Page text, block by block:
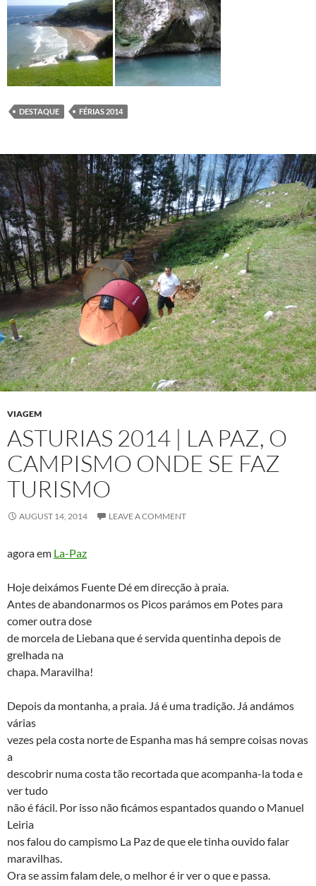
DESTAQUE FÉRIAS 2014
VIAGEM
ASTURIAS 2014 | LA PAZ, O
CAMPISMO ONDE SE FAZ
TURISMO
AUGUST 14, 2014 LEAVE A COMMENT
agora em La-Paz
Hoje deixámos Fuente Dé em direcção à praia.
Antes de abandonarmos os Picos parámos em Potes para
comer outra dose
de morcela de Liebana que é servida quentinha depois de
grelhada na
chapa. Maravilha!
Depois da montanha, a praia. Já é uma tradição. Já andámos
várias
vezes pela costa norte de Espanha mas há sempre coisas novas
a
descobrir numa costa tão recortada que acompanha-la toda e
ver tudo
não é fácil. Por isso não ficámos espantados quando o Manuel
Leiria
nos falou do campismo La Paz de que ele tinha ouvido falar
maravilhas.
Ora se assim falam dele, o melhor é ir ver o que e passa.